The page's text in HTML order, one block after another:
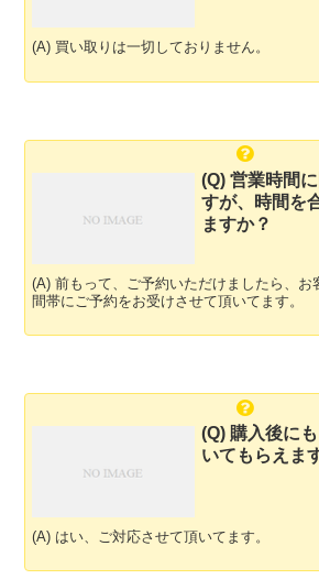
(A) 買い取りは一切しておりません。
(Q) 営業時間
すが、時間を
ますか？
(A) 前もって、ご予約いただけましたら、お
間帯にご予約をお受けさせて頂いてます。
(Q) 購入後に
いてもらえま
(A) はい、ご対応させて頂いてます。